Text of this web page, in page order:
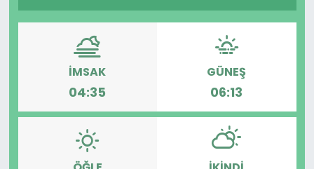
İMSAK
04:35
GÜNEŞ
06:13
Gizlilik Sözleşmesi
İletişim